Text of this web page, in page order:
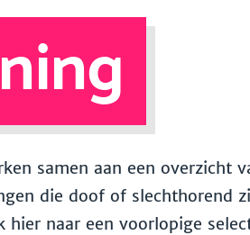
samen aan een overzicht
die doof of slechthorend
naar een voorlopige